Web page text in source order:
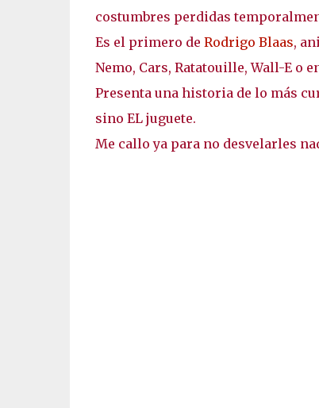
costumbres perdidas
Es el primero de Rodrigo Blaas,
Nemo, Cars, Ratatouille, Wall-E o
Presenta una historia de lo más
sino EL juguete.
Me callo ya para no desvelarles